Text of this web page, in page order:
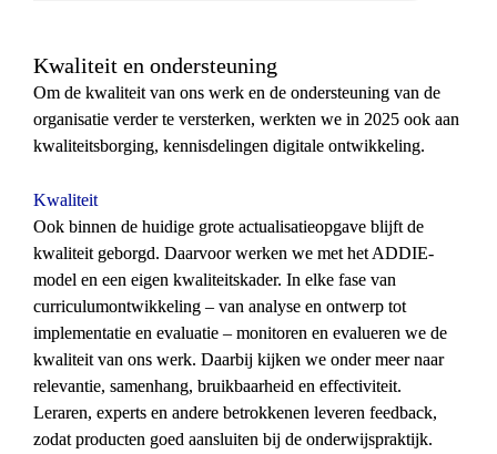
Kwaliteit en ondersteuning
Om de kwaliteit van ons werk en de ondersteuning van de
organisatie verder te versterken, werkten we in 2025 ook aan
kwaliteitsborging, kennisdelingen digitale ontwikkeling.
Kwaliteit
Ook binnen de huidige grote actualisatieopgave blijft de
kwaliteit geborgd. Daarvoor werken we met het ADDIE-
model en een eigen kwaliteitskader. In elke fase van
curriculumontwikkeling – van analyse en ontwerp tot
implementatie en evaluatie – monitoren en evalueren we de
kwaliteit van ons werk. Daarbij kijken we onder meer naar
relevantie, samenhang, bruikbaarheid en effectiviteit.
Leraren, experts en andere betrokkenen leveren feedback,
zodat producten goed aansluiten bij de onderwijspraktijk.